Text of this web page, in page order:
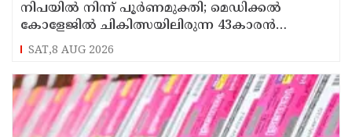
നിപയിൽ നിന്ന് പൂർണമുക്തി; മെഡിക്കൽ
കോളേജിൽ ചികിത്സയിലിരുന്ന 43കാരൻ
വീട്ടിലേക്ക് മടങ്ങി
SAT,8 AUG 2026